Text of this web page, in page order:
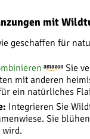
mit
geschaffen für
Sie
mit anderen
ein natürliches
Integrieren Sie
Sie
wird.